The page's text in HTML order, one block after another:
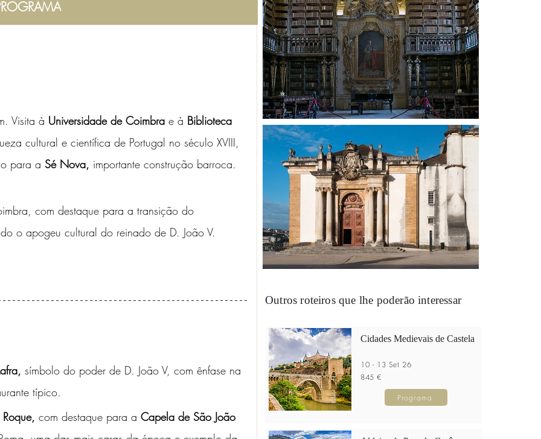
Visita à Universidade de Coimbra e à Biblioteca
cultural e científica de Portugal no século XVIII,
para a Sé Nova, importante construção barroca.
com destaque para a transição do
o apogeu cultural do reinado de D. João V.
símbolo do poder de D. João V, com ênfase na
típico.
com destaque para a Capela de São João
Outros roteiros que lhe poderão interessar
Cidades Medievais de Castela
10 - 13 Set 26
845 €
Programa